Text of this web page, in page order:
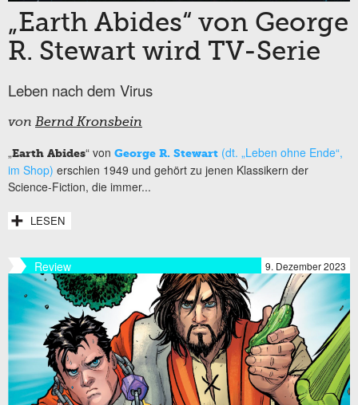
„Earth Abides“ von George
R. Stewart wird TV-Serie
Leben nach dem Virus
von Bernd Kronsbein
„Earth Abides“ von George R. Stewart (dt. „Leben ohne Ende“,
im Shop) erschien 1949 und gehört zu jenen Klassikern der
Science-Fiction, die immer...
LESEN
Review 9. Dezember 2023